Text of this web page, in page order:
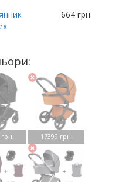
664 грн.
17399 грн.